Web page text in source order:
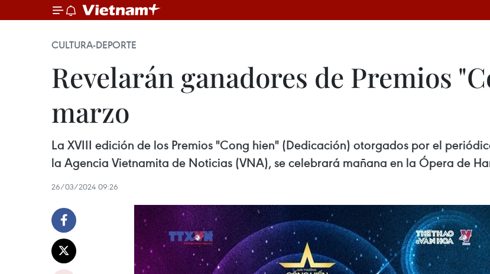
CULTURA-DEPORTE
Revelarán ganadores de Premios
marzo
La XVIII edición de los Premios "Cong hien" (Dedicación) otorgados por el
la Agencia Vietnamita de Noticias (VNA), se celebrará mañana en la Ópera de
26/03/2024 09:26